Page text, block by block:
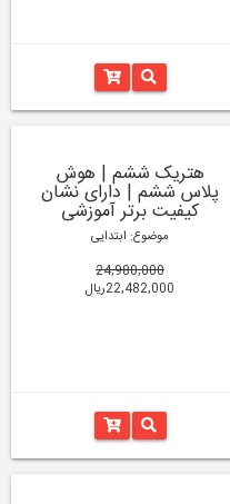
هتریک ششم | هوش
پلاس ششم | دارای نشان
کیفیت برتر آموزشی
موضوع: ابتدایی
24,980,000
22,482,000ریال